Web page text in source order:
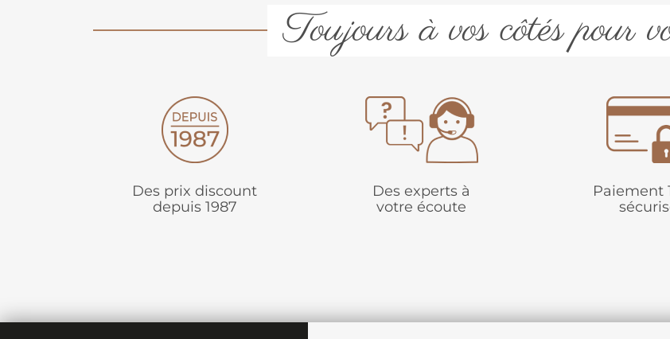
Toujours à vos côtés pour
Des prix discount
depuis 1987
Des experts à
votre écoute
Paiement